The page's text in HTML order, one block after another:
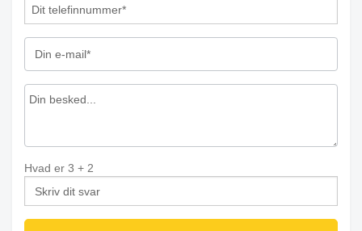
Hvad er 3 + 2